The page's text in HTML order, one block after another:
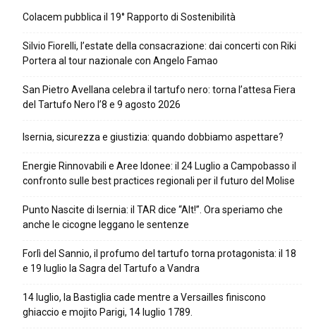
Colacem pubblica il 19° Rapporto di Sostenibilità
Silvio Fiorelli, l’estate della consacrazione: dai concerti con Riki
Portera al tour nazionale con Angelo Famao
San Pietro Avellana celebra il tartufo nero: torna l’attesa Fiera
del Tartufo Nero l’8 e 9 agosto 2026
Isernia, sicurezza e giustizia: quando dobbiamo aspettare?
Energie Rinnovabili e Aree Idonee: il 24 Luglio a Campobasso il
confronto sulle best practices regionali per il futuro del Molise
Punto Nascite di Isernia: il TAR dice “Alt!”. Ora speriamo che
anche le cicogne leggano le sentenze
Forlì del Sannio, il profumo del tartufo torna protagonista: il 18
e 19 luglio la Sagra del Tartufo a Vandra
14 luglio, la Bastiglia cade mentre a Versailles finiscono
ghiaccio e mojito Parigi, 14 luglio 1789.